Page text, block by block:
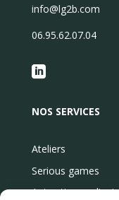
info@lg2b.com
06.95.62.07.04

NOS SERVICES
Ateliers
Serious games
Animations